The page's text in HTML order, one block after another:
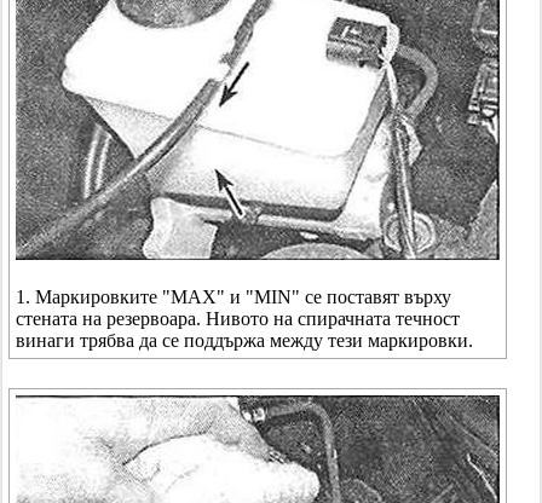
1. Маркировките "MAX" и "MIN" се поставят върху
стената на резервоара. Нивото на спирачната течност
винаги трябва да се поддържа между тези маркировки.